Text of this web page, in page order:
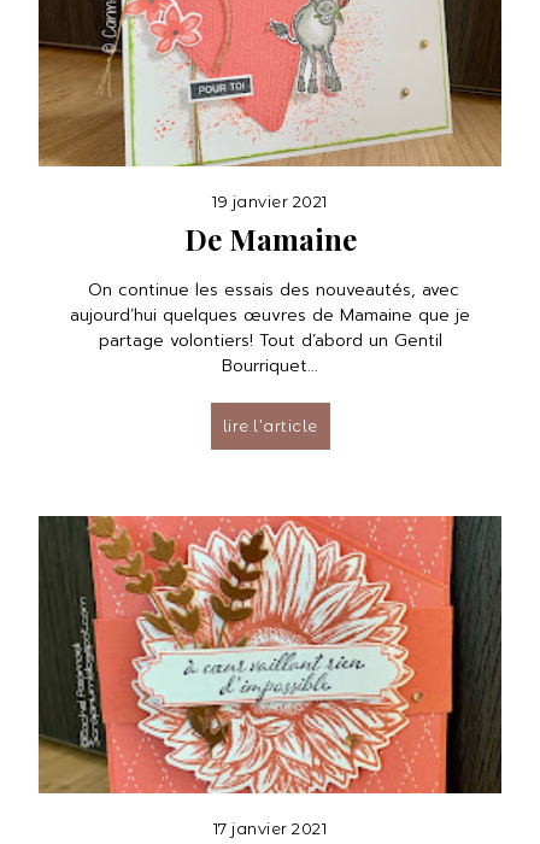
19 janvier 2021
De Mamaine
On continue les essais des nouveautés, avec
aujourd’hui quelques œuvres de Mamaine que je
partage volontiers! Tout d’abord un Gentil
Bourriquet...
lire l’article
17 janvier 2021